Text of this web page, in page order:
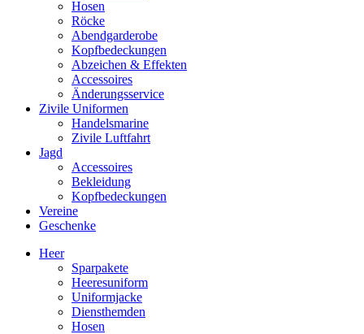
Hosen
Röcke
Abendgarderobe
Kopfbedeckungen
Abzeichen & Effekten
Accessoires
Änderungsservice
Zivile Uniformen
Handelsmarine
Zivile Luftfahrt
Jagd
Accessoires
Bekleidung
Kopfbedeckungen
Vereine
Geschenke
Heer
Sparpakete
Heeresuniform
Uniformjacke
Diensthemden
Hosen